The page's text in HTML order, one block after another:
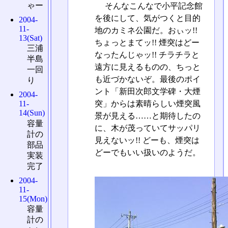
そんなこんなで小平記念館
を後にして、気がつくと目的
地のカミネ公園だ。おぃッ!!
ちょっとまてッ!! 煙突はどー
なったんじゃッ!! チラチラと
遠方に見えるものの、ちっと
も近づかないぞ。最後のポイ
ント「新田次郎文学碑・大煙
突」からは素晴らしい煙突風
景が見える……と期待したの
に、木が茂っていてサッパリ
見えないッ!! どーも、煙突は
どーでもいい扱いのようだ。
ゃー
2004-
11-
13(Sat)
三浦
半島
一回
り
2004-
11-
14(Sun)
容量
計の
部品
実装
完了
2004-
11-
15(Mon)
容量
計の